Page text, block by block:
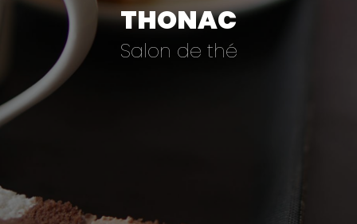
THONAC
Salon de thé